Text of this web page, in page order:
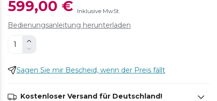
599,00 € Inklusive MwSt.
Bedienungsanleitung herunterladen
Sagen Sie mir Bescheid, wenn der Preis fällt
Kostenloser Versand für Deutschland!